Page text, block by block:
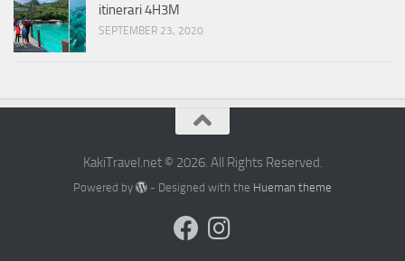
itinerari 4H3M
SEPTEMBER 23, 2020
KakiTravel.net © 2026. All Rights Reserved.
Powered by - Designed with the Hueman theme